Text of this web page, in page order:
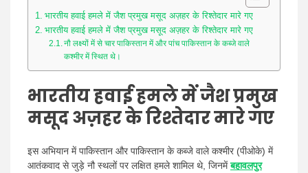
भारतीय हवाई हमले में जैश प्रमुख मसूद अज़हर के रिश्तेदार मारे गए
भारतीय हवाई हमले में जैश प्रमुख मसूद अज़हर के रिश्तेदार मारे गए
नौ लक्ष्यों में से चार पाकिस्तान में और पांच पाकिस्तान के कब्जे वाले
कश्मीर में स्थित थे।
भारतीय हवाई हमले में जैश प्रमुख
मसूद अज़हर के रिश्तेदार मारे गए
इस अभियान में पाकिस्तान और पाकिस्तान के कब्जे वाले कश्मीर (पीओके) में
आतंकवाद से जुड़े नौ स्थलों पर लक्षित हमले शामिल थे, जिनमेंबहावलपुर